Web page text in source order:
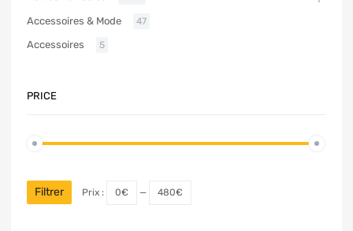
Accessoires & Mode 47
Accessoires 5
PRICE
Filtrer Prix : 0€ — 480€